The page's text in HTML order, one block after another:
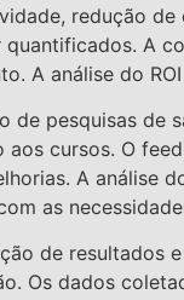
redução de
quantificados. A
A análise do
de pesquisas de
aos cursos. O
A análise
as
de resultados
Os dados